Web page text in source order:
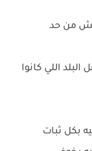
من حد
اللي كانوا
بكل ثبات